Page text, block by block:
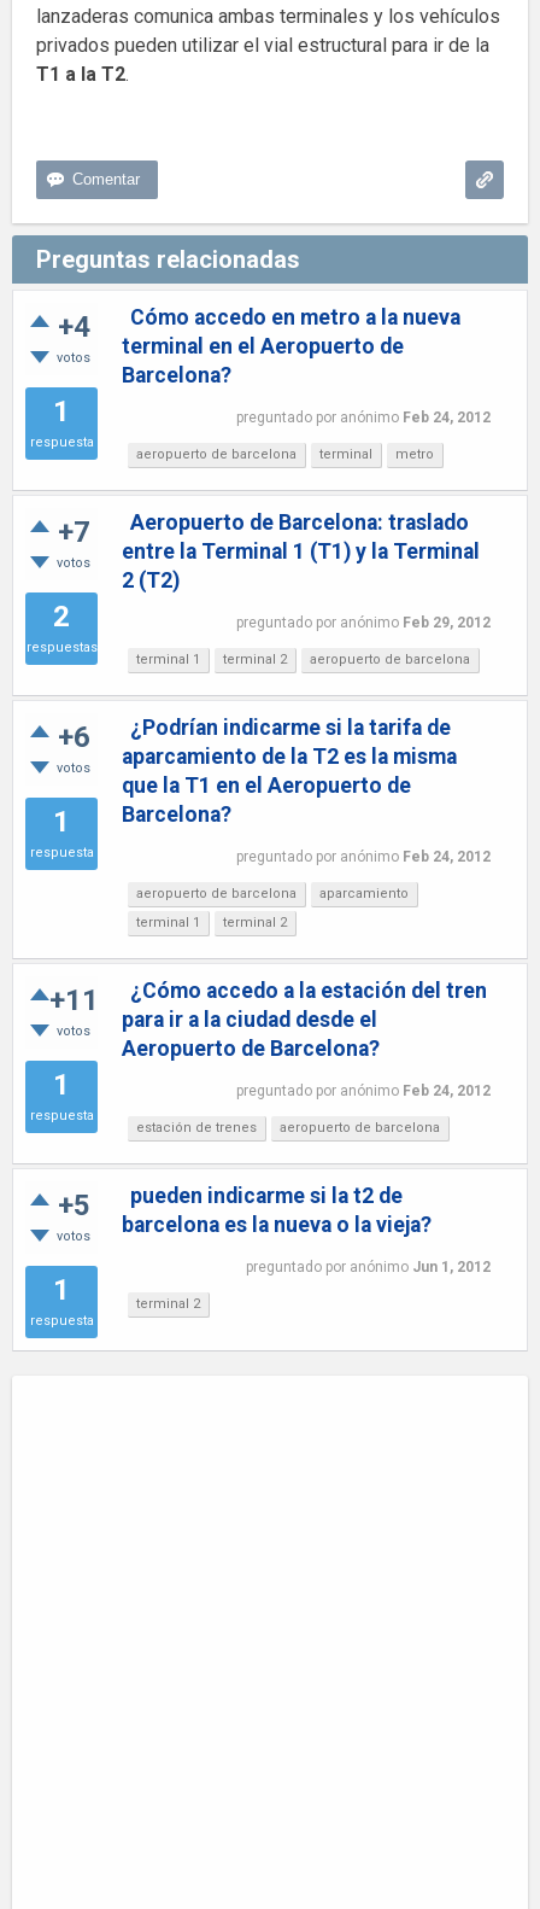
lanzaderas comunica ambas terminales y los vehículos
privados pueden utilizar el vial estructural para ir de la
T1 a la T2.
Preguntas relacionadas
+4
votos
1
respuesta
Cómo accedo en metro a la nueva
terminal en el Aeropuerto de
Barcelona?
preguntado por anónimo Feb 24, 2012
aeropuerto de barcelona terminal metro
+7
votos
2
respuestas
Aeropuerto de Barcelona: traslado
entre la Terminal 1 (T1) y la Terminal
2 (T2)
preguntado por anónimo Feb 29, 2012
terminal 1 terminal 2 aeropuerto de barcelona
+6
votos
1
respuesta
¿Podrían indicarme si la tarifa de
aparcamiento de la T2 es la misma
que la T1 en el Aeropuerto de
Barcelona?
preguntado por anónimo Feb 24, 2012
aeropuerto de barcelona
aparcamiento
terminal 1
terminal 2
+11
votos
1
respuesta
¿Cómo accedo a la estación del tren
para ir a la ciudad desde el
Aeropuerto de Barcelona?
preguntado por anónimo Feb 24, 2012
estación de trenes aeropuerto de barcelona
+5
votos
1
respuesta
pueden indicarme si la t2 de
barcelona es la nueva o la vieja?
preguntado por anónimo Jun 1, 2012
terminal 2